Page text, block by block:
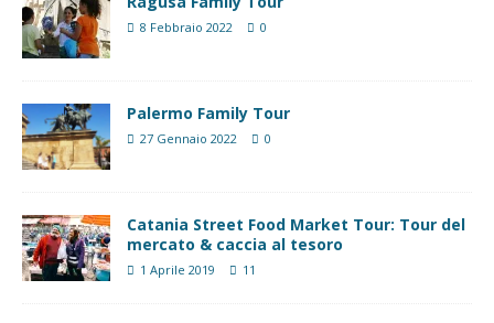
8 Febbraio 2022 0
Palermo Family Tour
27 Gennaio 2022 0
Catania Street Food Market Tour: Tour del
mercato & caccia al tesoro
1 Aprile 2019 11